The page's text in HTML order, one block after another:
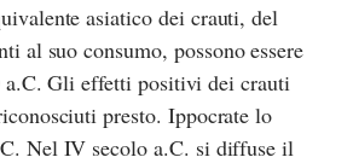
asiatico dei crauti, del
al suo consumo, possono essere
Gli effetti positivi dei crauti
presto. Ippocrate lo
Nel IV secolo a.C. si diffuse il